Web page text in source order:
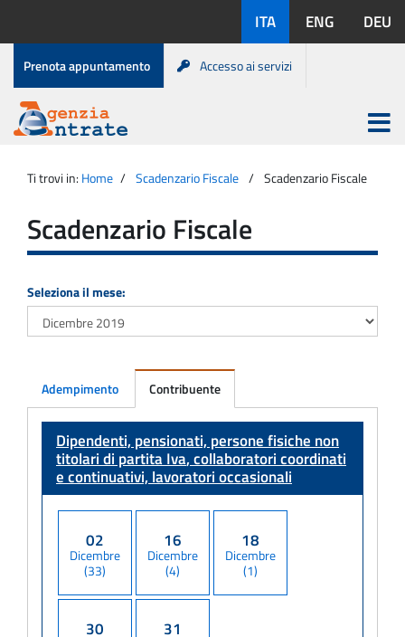
contenuto
disponibili:
ITA ENG DEU
Menu
di
servizio
Prenota appuntamento Accesso ai servizi
Agenzia
Apri
menu
principale
Ti trovi in: Home Scadenzario Fiscale Scadenzario Fiscale
Scadenzario Fiscale
Seleziona il mese:
Adempimento Contribuente
Dipendenti, pensionati, persone fisiche non
titolari di partita Iva, collaboratori coordinati
e continuativi, lavoratori occasionali
02
Dicembre
(33)
16
Dicembre
(4)
18
Dicembre
(1)
30 31